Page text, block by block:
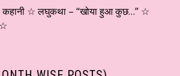
कहानी ☆ लघुकथा – “खोया हुआ कुछ…” ☆